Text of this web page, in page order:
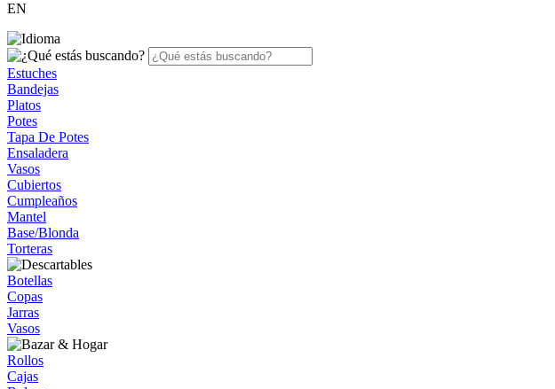
EN
Estuches
Bandejas
Platos
Potes
Tapa De Potes
Ensaladera
Vasos
Cubiertos
Cumpleaños
Mantel
Base/Blonda
Torteras
Botellas
Copas
Jarras
Vasos
Rollos
Cajas